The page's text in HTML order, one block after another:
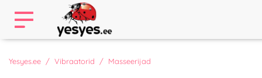
Yesyes.ee Vibraatorid Masseerijad